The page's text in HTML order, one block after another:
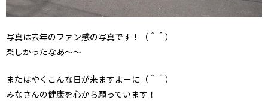
写真は去年のファン感の写真です！（＾＾）
楽しかったなあ～～
またはやくこんな日が来ますよーに（＾＾）
みなさんの健康を心から願っています！